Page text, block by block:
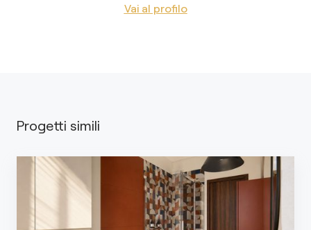
Vai al profilo
Progetti simili